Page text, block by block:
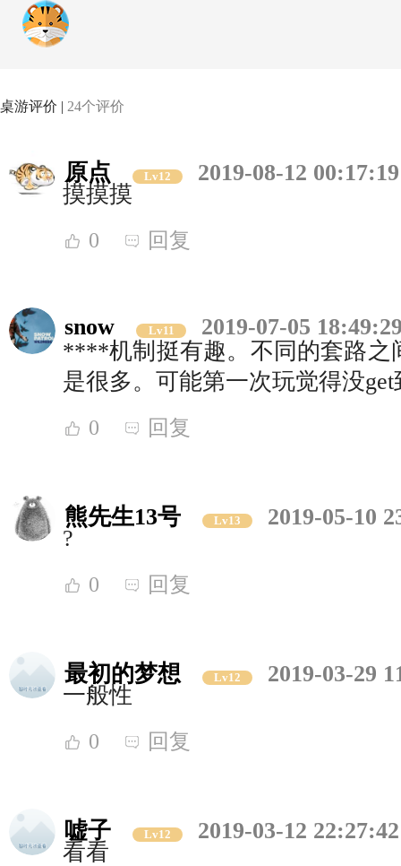
桌游评价 | 24个评价
原点 Lv12
2019-08-12 00:17:19
摸摸摸
0 回复
snow Lv11
2019-07-05
****机制挺有趣。不同的套路之
是很多。可能第一次玩觉得没
0 回复
熊先生13号 Lv13
2019-05-10
?
0 回复
最初的梦想 Lv12
2019-03-29
一般性
0 回复
嘘子 Lv12
2019-03-12 22:27:42
看看